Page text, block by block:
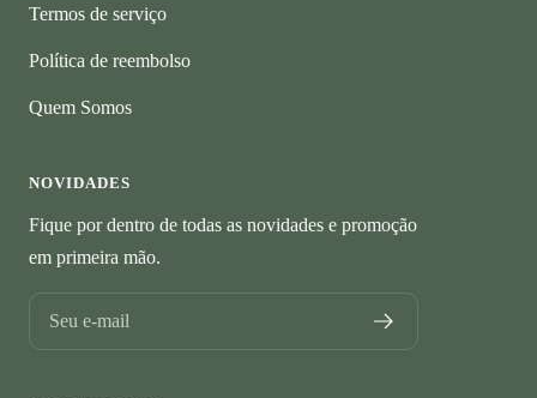
Termos de serviço
Política de reembolso
Quem Somos
NOVIDADES
Fique por dentro de todas as novidades e promoção
em primeira mão.
Seu e-mail